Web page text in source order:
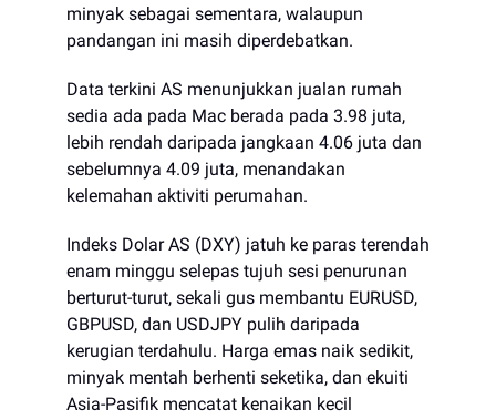
minyak sebagai sementara, walaupun
pandangan ini masih diperdebatkan.
Data terkini AS menunjukkan jualan rumah
sedia ada pada Mac berada pada 3.98 juta,
lebih rendah daripada jangkaan 4.06 juta dan
sebelumnya 4.09 juta, menandakan
kelemahan aktiviti perumahan.
Indeks Dolar AS (DXY) jatuh ke paras terendah
enam minggu selepas tujuh sesi penurunan
berturut-turut, sekali gus membantu EURUSD,
GBPUSD, dan USDJPY pulih daripada
kerugian terdahulu. Harga emas naik sedikit,
minyak mentah berhenti seketika, dan ekuiti
Asia-Pasifik mencatat kenaikan kecil